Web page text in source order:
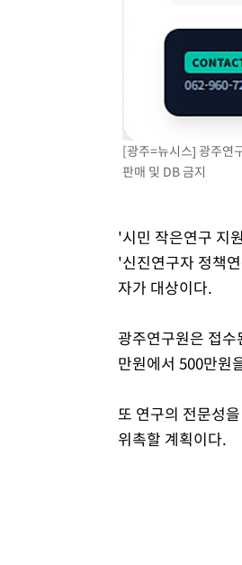
[광주=뉴시스] 광주연
판매 및 DB 금지
'시민 작은연구 지
'신진연구자 정책
자가 대상이다.
광주연구원은 접
만원에서 500만원
또 연구의 전문성
위촉할 계획이다.